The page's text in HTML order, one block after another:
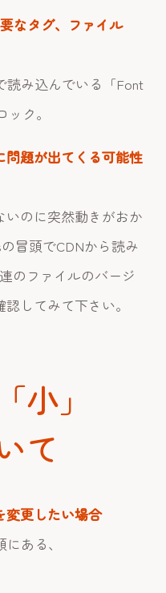
なタグ、ファイル
読み込んでいる「Font
ク。
題が出てくる可能性
いのに突然動きがおか
冒頭でCDNから読み
のファイルのバージ
してみて下さい。
小」
て
変更したい場合
ある、